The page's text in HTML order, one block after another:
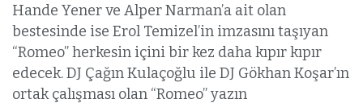
Hande Yener ve Alper Narman’a ait olan
bestesinde ise Erol Temizel’in imzasını taşıyan
“Romeo” herkesin içini bir kez daha kıpır kıpır
edecek. DJ Çağın Kulaçoğlu ile DJ Gökhan Koşar’ın
ortak çalışması olan “Romeo” yazın